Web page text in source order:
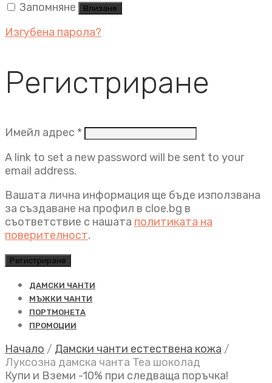
Запомняне
Влизане
Изгубена парола?
Регистриране
Имейл адрес * Задължително
A link to set a new password will be sent to your
email address.
Вашата лична информация ще бъде използвана
за създаване на профил в cloe.bg в
съответствие с нашата политиката на
поверителност.
Регистриране
ДАМСКИ ЧАНТИ
МЪЖКИ ЧАНТИ
ПОРТМОНЕТА
ПРОМОЦИИ
Начало / Дамски чанти естествена кожа /
Луксозна дамска чанта Tea шоколад
Купи и Вземи -10% при следваща поръчка!